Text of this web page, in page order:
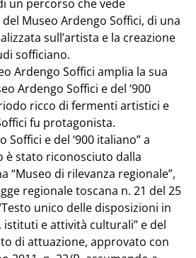
un percorso che vede
del Museo Ardengo Soffici, di una
sull’artista e la creazione
sofficiano.
Ardengo Soffici amplia la sua
Ardengo Soffici e del ‘900
ricco di fermenti artistici e
fu protagonista.
Soffici e del ‘900 italiano” a
è stato riconosciuto dalla
“Museo di rilevanza regionale”,
regionale toscana n. 21 del 25
unico delle disposizioni in
istituti e attività culturali” e del
di attuazione, approvato con